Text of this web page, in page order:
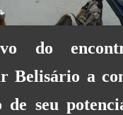
do
Belisário a
de seu